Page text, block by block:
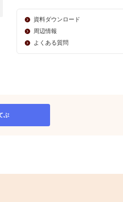
資料ダウンロード
周辺情報
よくある質問
ぶ